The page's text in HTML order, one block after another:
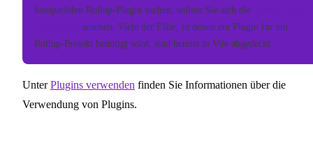
kompatiblen Rollup-Plugin suchen, sollten Sie sich die
ansehen. Viele der Fälle, in denen ein Plugin für ein
Rollup-Projekt benötigt wird, sind bereits in Vite abgedeckt.
UnterPlugins verwenden finden Sie Informationen über die
Verwendung von Plugins.